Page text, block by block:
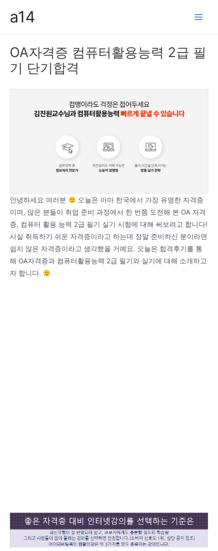
a14
OA자격증 컴퓨터활용능력 2급 필
기 단기합격
안녕하세요 여러분
오늘은 아마 한국에서 가장 유명한 자격증
이며, 많은 분들이 취업 준비 과정에서 한 번쯤 도전해 본 OA 자격
증, 컴퓨터 활용 능력 2급 필기 실기 시험에 대해 써보려고 합니다!
사실 취득하기 쉬운 자격증이라고 하는데 정말 준비하신 분이라면
쉽지 않은 자격증이라고 생각했을 거예요. 오늘은 합격후기를 통
해 OA자격증과 컴퓨터활용능력 2급 필기와 실기에 대해 소개하고
자 합니다.